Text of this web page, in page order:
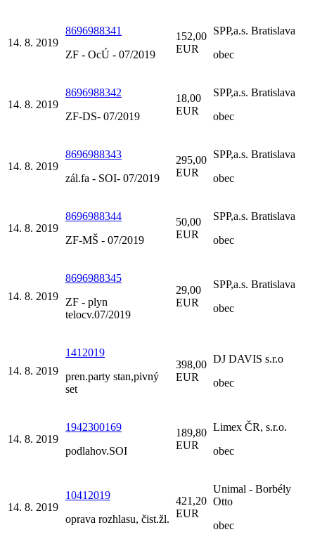
14. 8. 2019
8696988341
ZF - OcÚ - 07/2019
152,00
EUR
SPP,a.s. Bratislava
obec
14. 8. 2019
8696988342
ZF-DS- 07/2019
18,00
EUR
SPP,a.s. Bratislava
obec
14. 8. 2019
8696988343
zál.fa - SOI- 07/2019
295,00
EUR
SPP,a.s. Bratislava
obec
14. 8. 2019
8696988344
ZF-MŠ - 07/2019
50,00
EUR
SPP,a.s. Bratislava
obec
14. 8. 2019
8696988345
ZF - plyn
telocv.07/2019
29,00
EUR
SPP,a.s. Bratislava
obec
14. 8. 2019
1412019
pren.party stan,pivný
set
398,00
EUR
DJ DAVIS s.r.o
obec
14. 8. 2019
1942300169
podlahov.SOI
189,80
EUR
Limex ČR, s.r.o.
obec
14. 8. 2019
10412019
oprava rozhlasu, čist.žl.
421,20
EUR
Unimal - Borbély
Otto
obec